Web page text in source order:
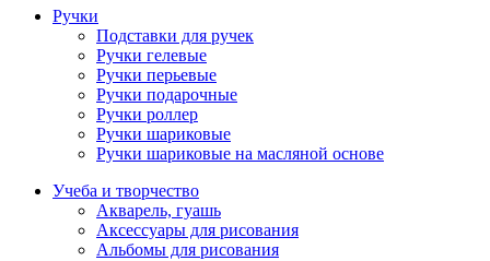
Ручки
Подставки для ручек
Ручки гелевые
Ручки перьевые
Ручки подарочные
Ручки роллер
Ручки шариковые
Ручки шариковые на масляной основе
Учеба и творчество
Акварель, гуашь
Аксессуары для рисования
Альбомы для рисования